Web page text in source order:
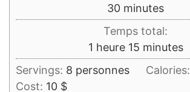
30minutes
minutes
Temps total:
1 heure
heure 15minutes
minutes
Servings: 8 personnes Calories:
Cost: 10 $